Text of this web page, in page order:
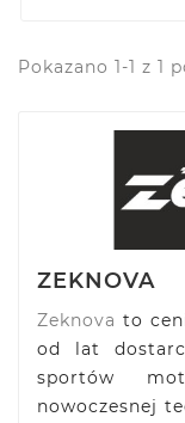
Pokazano 1-1 z 1
ZEKNOVA
Zeknova to
od lat
sportów
nowoczesnej